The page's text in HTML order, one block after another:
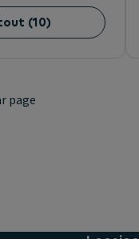
(10)
page